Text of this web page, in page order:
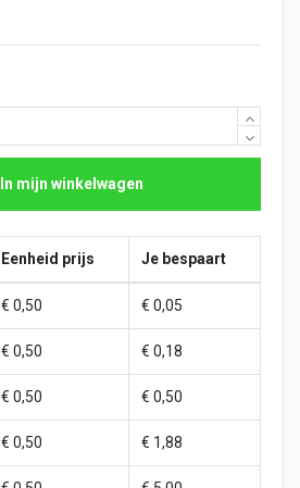
In mijn winkelwagen
Eenheid prijs Je bespaart
€ 0,50 € 0,05
€ 0,50 € 0,18
€ 0,50 € 0,50
€ 0,50 € 1,88